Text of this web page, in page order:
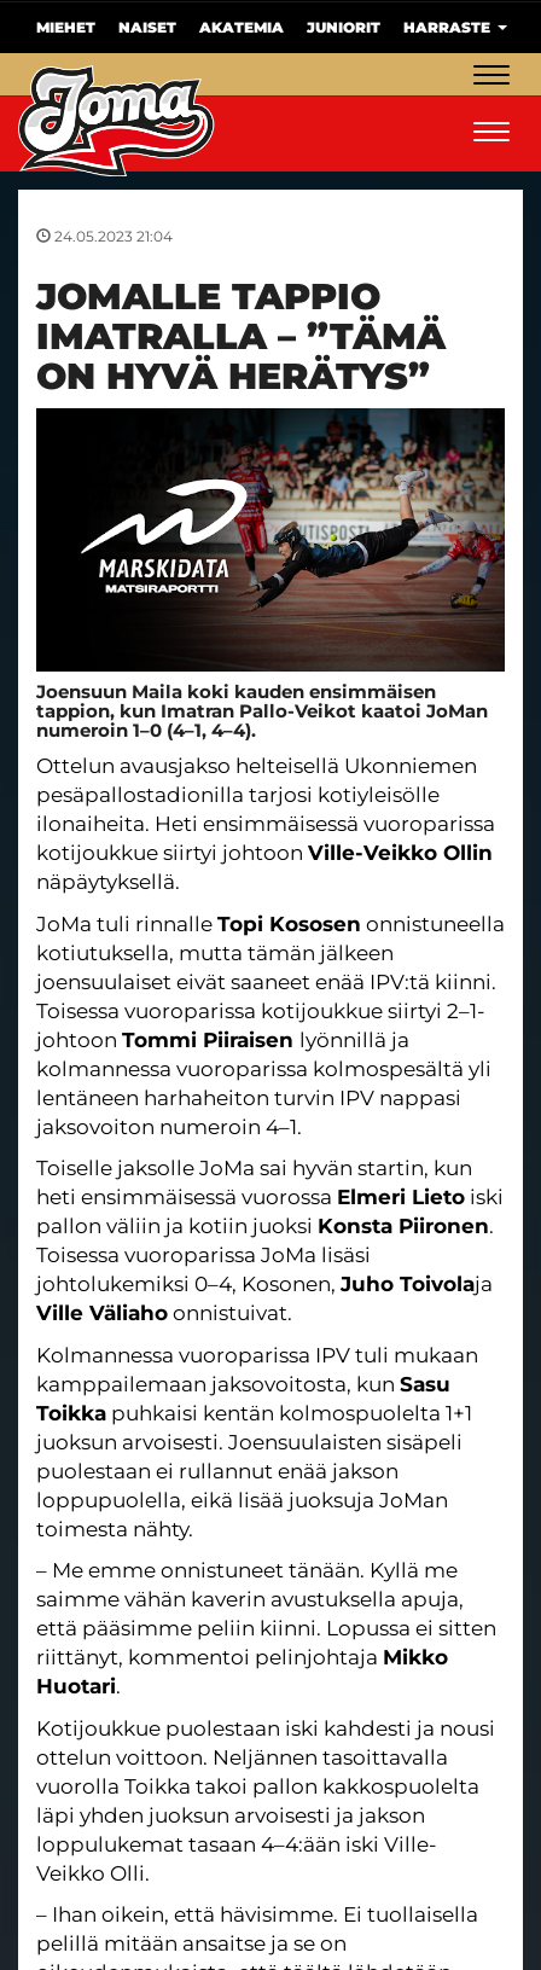
MIEHET NAISET AKATEMIA JUNIORIT HARRASTE
24.05.2023 21:04
JOMALLE TAPPIO
IMATRALLA – ”TÄMÄ
ON HYVÄ HERÄTYS”
Joensuun Maila koki kauden ensimmäisen
tappion, kun Imatran Pallo-Veikot kaatoi JoMan
numeroin 1–0 (4–1, 4–4).
Ottelun avausjakso helteisellä Ukonniemen
pesäpallostadionilla tarjosi kotiyleisölle
ilonaiheita. Heti ensimmäisessä vuoroparissa
kotijoukkue siirtyi johtoon Ville-Veikko Ollin
näpäytyksellä.
JoMa tuli rinnalle Topi Kososen onnistuneella
kotiutuksella, mutta tämän jälkeen
joensuulaiset eivät saaneet enää IPV:tä kiinni.
Toisessa vuoroparissa kotijoukkue siirtyi 2–1-
johtoon Tommi Piiraisen lyönnillä ja
kolmannessa vuoroparissa kolmospesältä yli
lentäneen harhaheiton turvin IPV nappasi
jaksovoiton numeroin 4–1.
Toiselle jaksolle JoMa sai hyvän startin, kun
heti ensimmäisessä vuorossa Elmeri Lieto iski
pallon väliin ja kotiin juoksi Konsta Piironen.
Toisessa vuoroparissa JoMa lisäsi
johtolukemiksi 0–4, Kosonen, Juho Toivolaja
Ville Väliaho onnistuivat.
Kolmannessa vuoroparissa IPV tuli mukaan
kamppailemaan jaksovoitosta, kun Sasu
Toikka puhkaisi kentän kolmospuolelta 1+1
juoksun arvoisesti. Joensuulaisten sisäpeli
puolestaan ei rullannut enää jakson
loppupuolella, eikä lisää juoksuja JoMan
toimesta nähty.
– Me emme onnistuneet tänään. Kyllä me
saimme vähän kaverin avustuksella apuja,
että pääsimme peliin kiinni. Lopussa ei sitten
riittänyt, kommentoi pelinjohtaja Mikko
Huotari.
Kotijoukkue puolestaan iski kahdesti ja nousi
ottelun voittoon. Neljännen tasoittavalla
vuorolla Toikka takoi pallon kakkospuolelta
läpi yhden juoksun arvoisesti ja jakson
loppulukemat tasaan 4–4:ään iski Ville-
Veikko Olli.
– Ihan oikein, että hävisimme. Ei tuollaisella
pelillä mitään ansaitse ja se on